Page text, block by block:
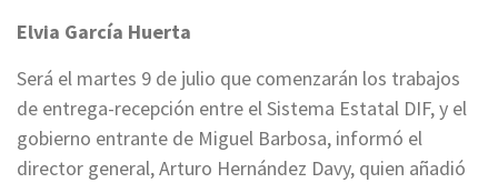
Elvia García Huerta
Será el martes 9 de julio que comenzarán los trabajos
de entrega-recepción entre el Sistema Estatal DIF, y el
gobierno entrante de Miguel Barbosa, informó el
director general, Arturo Hernández Davy, quien añadió